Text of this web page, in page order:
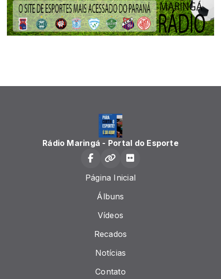
Rádio Maringá - Portal do Esporte
Página Inicial
Álbuns
Vídeos
Recados
Notícias
Contato